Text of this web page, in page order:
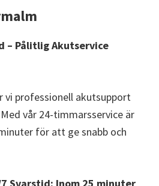
– Pålitlig Akutservice
vi professionell akutsupport
vår 24-timmarsservice är
för att ge snabb och